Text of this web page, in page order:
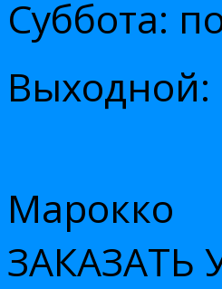
Суббота:
Выходной:
Марокко
ЗАКАЗАТЬ